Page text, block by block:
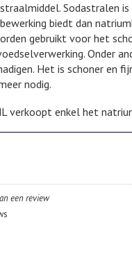
Sodastralen
biedt dan
gebruikt voor het
Onder
Het is schoner en
nodig.
verkoopt enkel het
een review